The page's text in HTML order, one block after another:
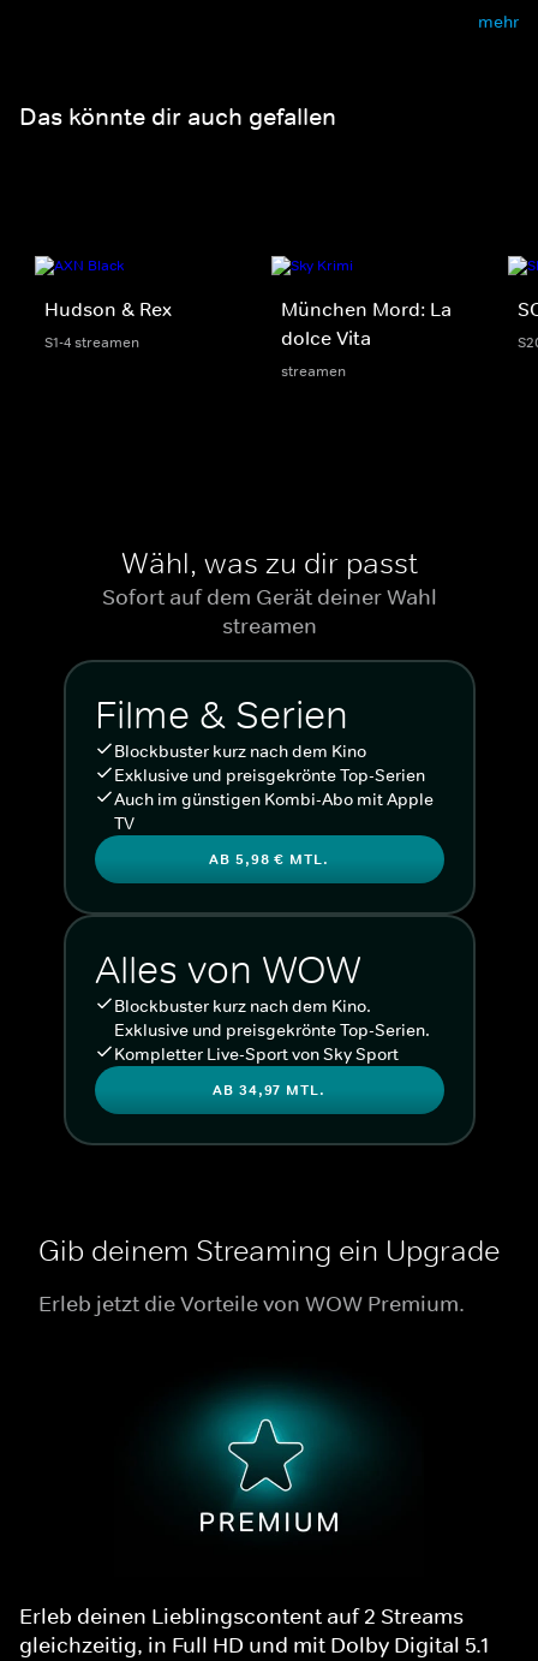
mehr
Das könnte dir auch gefallen
Hudson & Rex
S1-4 streamen
München Mord: La
dolce Vita
streamen
Wähl, was zu dir passt
Sofort auf dem Gerät deiner Wahl
streamen
Filme & Serien
Blockbuster kurz nach dem Kino
Exklusive und preisgekrönte Top-Serien
Auch im günstigen Kombi-Abo mit Apple
TV
AB 5,98 € MTL.
Alles von WOW
Blockbuster kurz nach dem Kino.
Exklusive und preisgekrönte Top-Serien.
Kompletter Live-Sport von Sky Sport
AB 34,97 MTL.
Gib deinem Streaming ein Upgrade
Erleb jetzt die Vorteile von WOW Premium.
Erleb deinen Lieblingscontent auf 2 Streams
gleichzeitig, in Full HD und mit Dolby Digital 5.1